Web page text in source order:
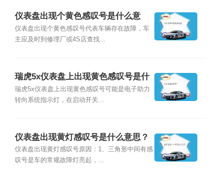
仪表盘出现个黄色感叹号是什么意
思？
仪表盘出现个黄色感叹号代表车辆存在故障，车
主应及时到修理厂或4S店查找...
瑞虎5x仪表盘上出现黄色感叹号是什
么意思？
瑞虎5x仪表盘上出现黄色感叹号可能是电子助力
转向系统指示灯，在启动开关...
仪表盘出现黄灯感叹号是什么意思？
仪表盘出现黄灯感叹号原因：1、三角形中间有感
叹号是车的常规故障灯亮起，...